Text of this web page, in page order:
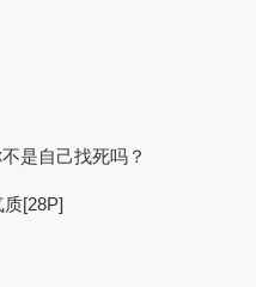
是自己找死吗？
[28P]